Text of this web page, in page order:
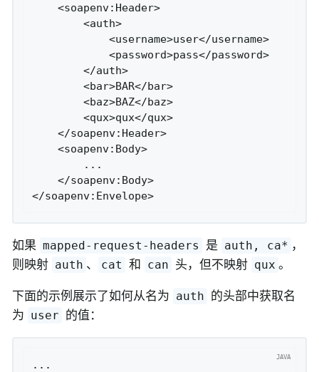
    <soapenv:Header>
        <auth>
            <username>user</username>
            <password>pass</password>
        </auth>
        <bar>BAR</bar>
        <baz>BAZ</baz>
        <qux>qux</qux>
    </soapenv:Header>
    <soapenv:Body>
        ...
    </soapenv:Body>
</soapenv:Envelope>
如果 mapped-request-headers 是 auth, ca* ，
则映射 auth 、 cat 和 can 头，但不映射 qux 。
下面的示例展示了如何从名为 auth 的头部中获取名
为 user 的值：
...